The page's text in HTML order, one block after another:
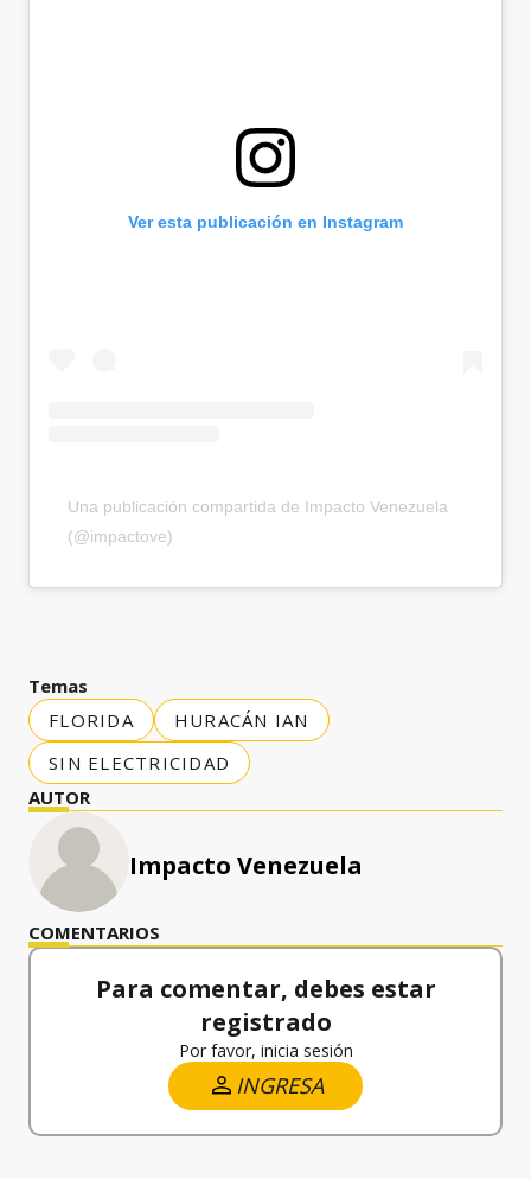
Ver esta publicación en Instagram
Una publicación compartida de Impacto Venezuela
(@impactove)
Temas
FLORIDA
HURACÁN IAN
SIN ELECTRICIDAD
AUTOR
Impacto Venezuela
COMENTARIOS
Para comentar, debes estar
registrado
Por favor, inicia sesión
INGRESA